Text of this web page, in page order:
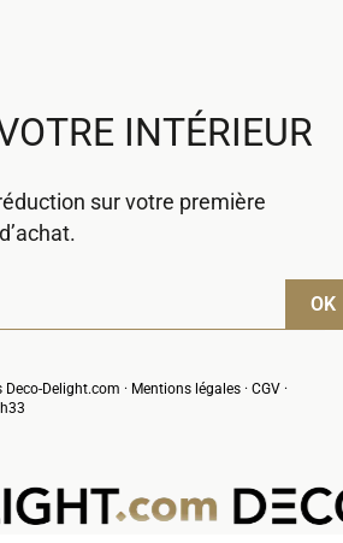
INTÉRIEUR
sur votre première
Delight.com · Mentions légales · CGV ·